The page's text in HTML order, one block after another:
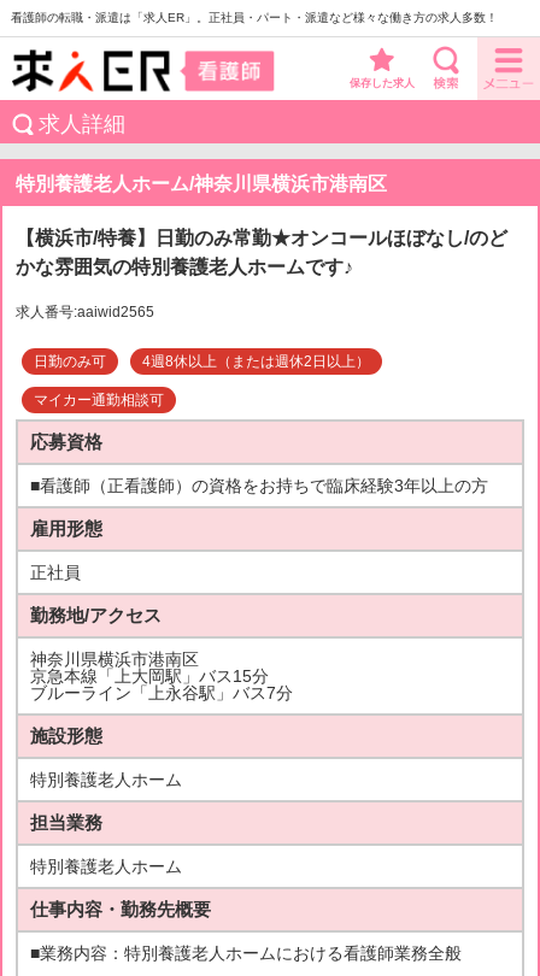
看護師の転職・派遣は「求人ER」。正社員・パート・派遣など様々な働き方の求人多数！
保存した求人
求人詳細
特別養護老人ホーム/神奈川県横浜市港南区
【横浜市/特養】日勤のみ常勤★オンコールほぼなし/のど
かな雰囲気の特別養護老人ホームです♪
求人番号:aaiwid2565
日勤のみ可 4週8休以上（または週休2日以上）
マイカー通勤相談可
応募資格
■看護師（正看護師）の資格をお持ちで臨床経験3年以上の方
雇用形態
正社員
勤務地/アクセス
神奈川県横浜市港南区
京急本線「上大岡駅」バス15分
ブルーライン「上永谷駅」バス7分
施設形態
特別養護老人ホーム
担当業務
特別養護老人ホーム
仕事内容・勤務先概要
■業務内容：特別養護老人ホームにおける看護師業務全般